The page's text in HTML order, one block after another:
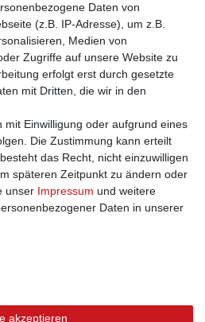
Daten­schutz­erklärunggelesen habe. Meine
AGB
Daten von
(z.B. IP-Adresse), um z.B.
Medien von
Zugriffe auf unsere Website zu
erfolgt erst durch gesetzte
mit Dritten, die wir in den
mit Einwilligung oder aufgrund eines
Die Zustimmung kann erteilt
das Recht, nicht einzuwilligen
späteren Zeitpunkt zu ändern oder
unser Impressum und weitere
Daten in unserer
akzeptieren